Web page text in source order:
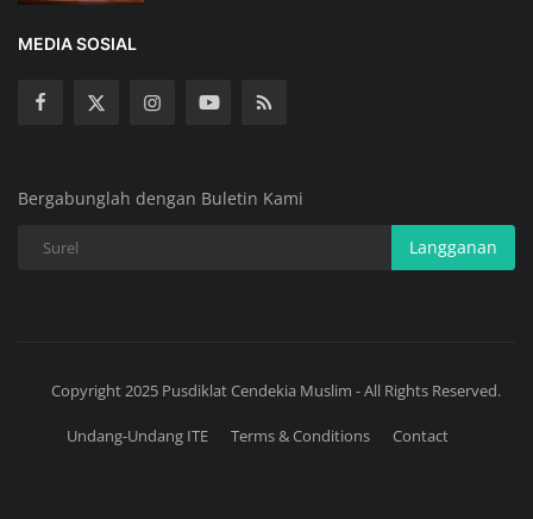
MEDIA SOSIAL
Bergabunglah dengan Buletin Kami
Langganan
Copyright 2025 Pusdiklat Cendekia Muslim - All Rights Reserved.
Undang-Undang ITE Terms & Conditions Contact